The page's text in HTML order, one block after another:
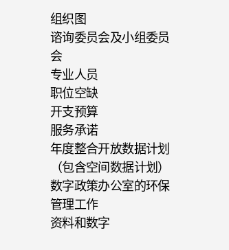
组织图
谘询委员会及小组委员
会
专业人员
职位空缺
开支预算
服务承诺
年度整合开放数据计划
（包含空间数据计划）
数字政策办公室的环保
管理工作
资料和数字